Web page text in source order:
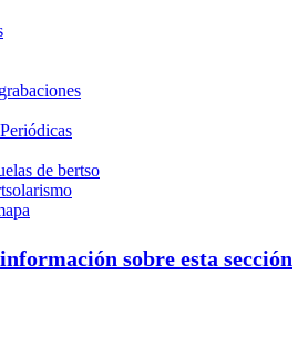
de bertso
sobre esta sección